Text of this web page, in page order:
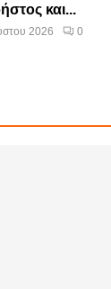
και...
2026 0